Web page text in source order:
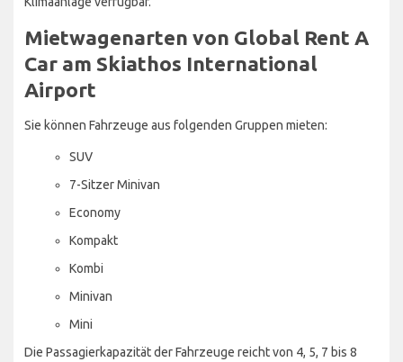
Mietwagenarten von Global Rent A
Car am Skiathos International
Airport
Sie können Fahrzeuge aus folgenden Gruppen mieten:
SUV
7-Sitzer Minivan
Economy
Kompakt
Kombi
Minivan
Mini
Die Passagierkapazität der Fahrzeuge reicht von 4, 5, 7 bis 8